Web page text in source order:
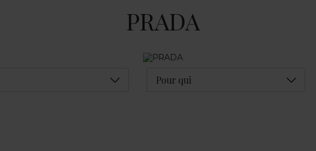
PRADA
Déplier Pour qui Déplier